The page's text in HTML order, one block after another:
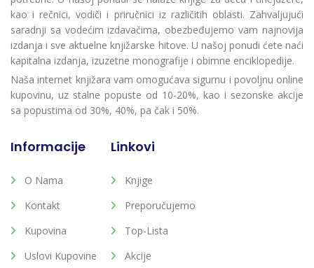
kao i rečnici, vodiči i priručnici iz različitih oblasti. Zahvaljujući
saradnji sa vodećim izdavačima, obezbeđujemo vam najnovija
izdanja i sve aktuelne knjižarske hitove. U našoj ponudi ćete naći
kapitalna izdanja, izuzetne monografije i obimne enciklopedije.
Naša internet knjižara vam omogućava sigurnu i povoljnu online
kupovinu, uz stalne popuste od 10-20%, kao i sezonske akcije
sa popustima od 30%, 40%, pa čak i 50%.
Informacije
O Nama
Kontakt
Kupovina
Uslovi Kupovine
Linkovi
Knjige
Preporučujemo
Top-Lista
Akcije